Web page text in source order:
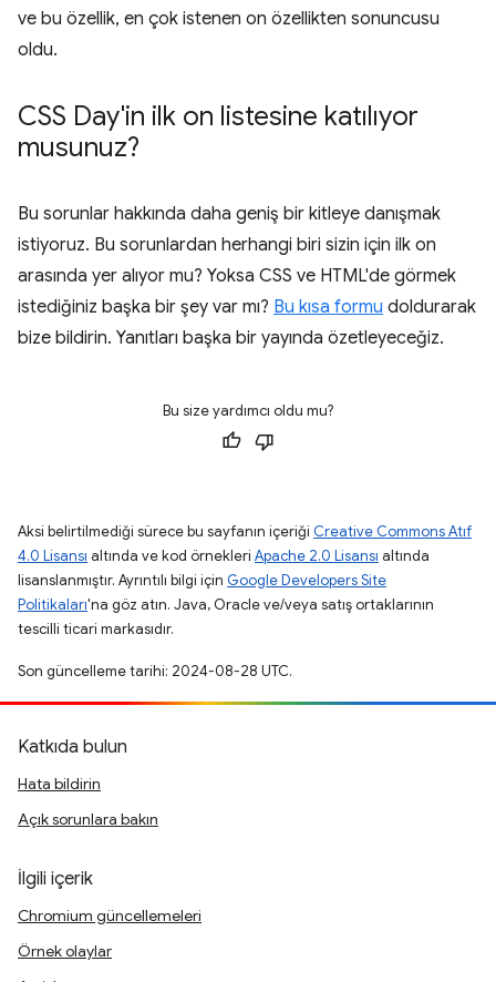
ve bu özellik, en çok istenen on özellikten sonuncusu
oldu.
CSS Day'in ilk on listesine katılıyor
musunuz?
Bu sorunlar hakkında daha geniş bir kitleye danışmak
istiyoruz. Bu sorunlardan herhangi biri sizin için ilk on
arasında yer alıyor mu? Yoksa CSS ve HTML'de görmek
istediğiniz başka bir şey var mı? Bu kısa formu doldurarak
bize bildirin. Yanıtları başka bir yayında özetleyeceğiz.
Bu size yardımcı oldu mu?
Aksi belirtilmediği sürece bu sayfanın içeriği Creative Commons Atıf
4.0 Lisansı altında ve kod örnekleri Apache 2.0 Lisansı altında
lisanslanmıştır. Ayrıntılı bilgi için Google Developers Site
Politikaları'na göz atın. Java, Oracle ve/veya satış ortaklarının
tescilli ticari markasıdır.
Son güncelleme tarihi: 2024-08-28 UTC.
Katkıda bulun
Hata bildirin
Açık sorunlara bakın
İlgili içerik
Chromium güncellemeleri
Örnek olaylar